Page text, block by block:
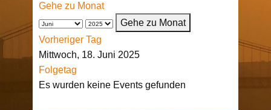
Gehe zu Monat
Gehe zu Monat
Vorheriger Tag
Mittwoch, 18. Juni 2025
Folgetag
Es wurden keine Events gefunden